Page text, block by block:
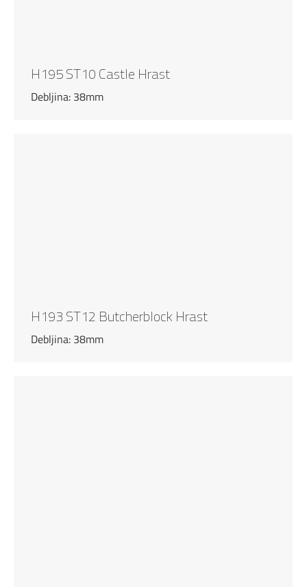
H195 ST10 Castle Hrast
Debljina: 38mm
H193 ST12 Butcherblock Hrast
Debljina: 38mm